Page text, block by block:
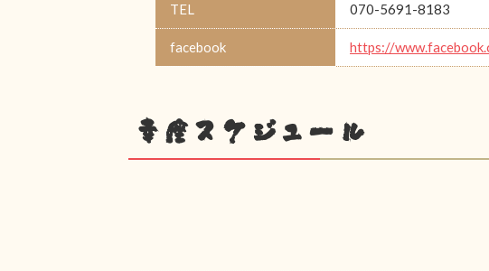
TEL 070-5691-8183
facebook https://
幸座スケジュール